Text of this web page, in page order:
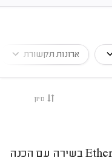
ארונות תקשורת
מיון
התקנת 5 נק' רשת Ethernet בשירה עם הכנה